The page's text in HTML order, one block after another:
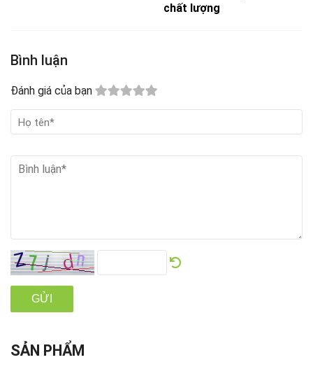
chất lượng
Bình luận
Đánh giá của bạn
GỬI
SẢN PHẨM